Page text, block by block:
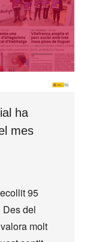
ha
mes
95
Des del
molt